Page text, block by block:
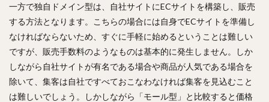
一方で独自ドメイン型は、自社サイトにECサイトを構築し、販売
する方法となります。こちらの場合には自身でECサイトを準備し
なければならないため、すぐに手軽に始めるということは難しい
ですが、販売手数料のようなものは基本的に発生しません。しか
しながら自社サイトが有名である場合や商品が人気である場合を
除いて、集客は自社ですべておこなわなければ集客を見込むこと
は難しいでしょう。しかしながら「モール型」と比較すると価格